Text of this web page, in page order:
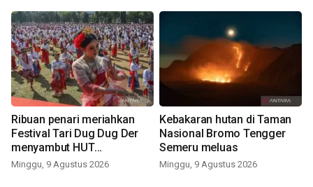
Ribuan penari meriahkan
Festival Tari Dug Dug Der
menyambut HUT
Kemerdekaan
Minggu, 9 Agustus 2026
Kebakaran hutan di Taman
Nasional Bromo Tengger
Semeru meluas
Minggu, 9 Agustus 2026